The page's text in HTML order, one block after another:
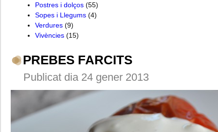
Postres i dolços (55)
Sopes i Llegums (4)
Verdures (9)
Vivències (15)
PREBES FARCITS
Publicat dia 24 gener 2013